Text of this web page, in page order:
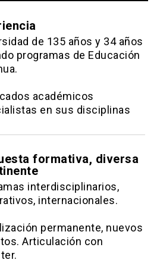
básicos de behavioral
aplicación al diseño e
la evaluación de desempeño
de las organizaciones.
de behavioral
economics para la
de personas
en la gestión estratégica
de 135 años y 34 años
programas de Educación
académicos
en sus disciplinas
formativa, diversa
interdisciplinarios,
internacionales.
permanente, nuevos
Articulación con